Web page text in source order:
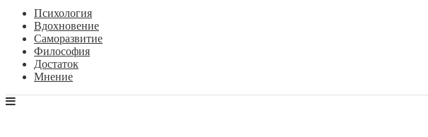
Психология
Вдохновение
Саморазвитие
Философия
Достаток
Мнение